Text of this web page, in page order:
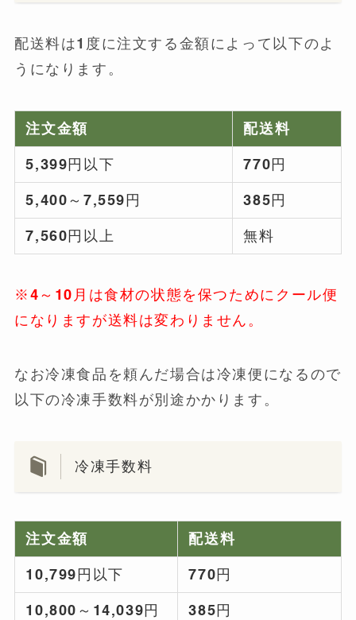
配送料は1度に注文する金額によって以下のよ
うになります。
注文金額
配送料
5,399円以下
770円
5,400～7,559円
385円
7,560円以上
無料
※4～10月は食材の状態を保つためにクール便
になりますが送料は変わりません。
なお冷凍食品を頼んだ場合は冷凍便になるので
以下の冷凍手数料が別途かかります。
冷凍手数料
注文金額
配送料
10,799円以下
770円
10,800～14,039円
385円